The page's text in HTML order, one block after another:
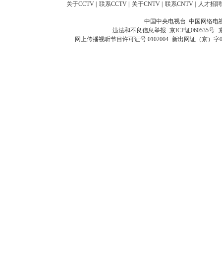
关于CCTV 联系CCTV 关于CNTV 联系CNTV 人才招聘
中国中央电视台 中国网络电
违法和不良信息举报 京ICP证060535号
网上传播视听节目许可证号 0102004 新出网证（京）